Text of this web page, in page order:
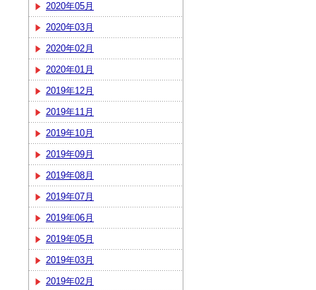
2020年05月
2020年03月
2020年02月
2020年01月
2019年12月
2019年11月
2019年10月
2019年09月
2019年08月
2019年07月
2019年06月
2019年05月
2019年03月
2019年02月